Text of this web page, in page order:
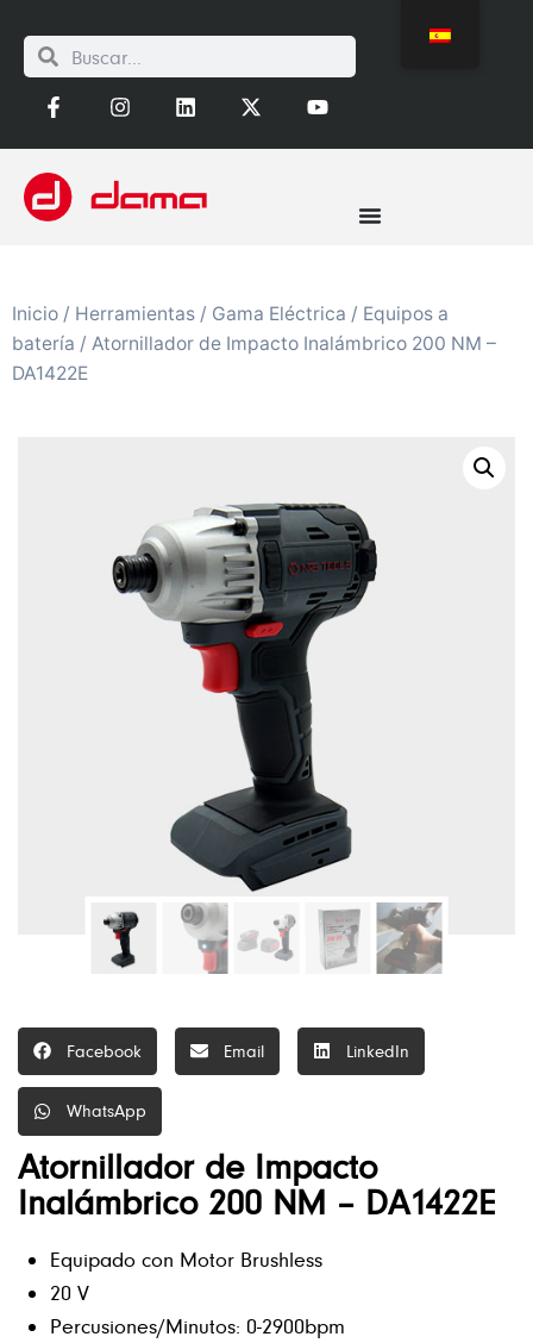
Inicio / Herramientas / Gama Eléctrica / Equipos a
batería / Atornillador de Impacto Inalámbrico 200 NM –
DA1422E
Facebook Email LinkedIn
WhatsApp
Atornillador de Impacto
Inalámbrico 200 NM – DA1422E
Equipado con Motor Brushless
20 V
Percusiones/Minutos: 0-2900bpm